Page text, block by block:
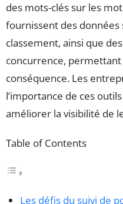
des mots-clés sur les
fournissent des
classement, ainsi que
concurrence, permettant
conséquence. Les
l’importance de ces
améliorer la visibilité de
Table of Contents
Les défis du suivi de